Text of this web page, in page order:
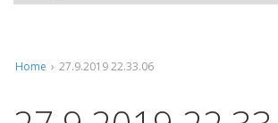
Home › 27.9.2019 22.33.06